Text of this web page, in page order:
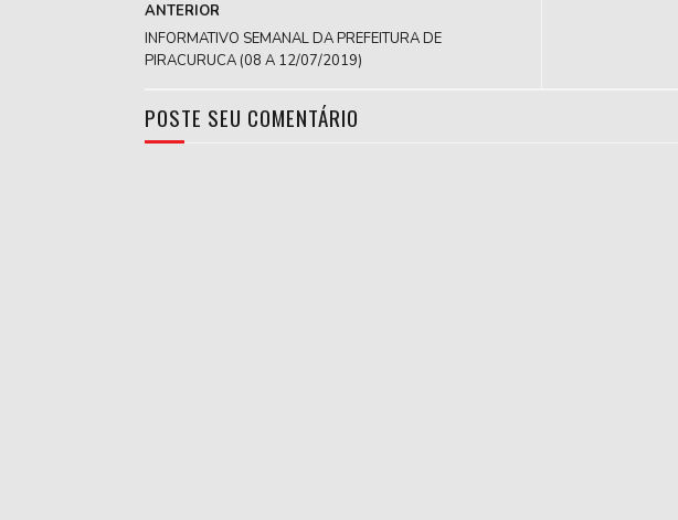
ANTERIOR
INFORMATIVO SEMANAL DA PREFEITURA DE
PIRACURUCA (08 A 12/07/2019)
POSTE SEU COMENTÁRIO